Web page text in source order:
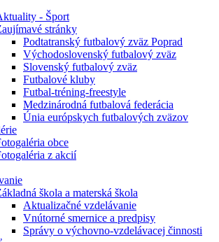
- Šport
stránky
Podtatranský futbalový zväz Poprad
Východoslovenský futbalový zväz
Slovenský futbalový zväz
Futbalové kluby
Futbal-tréning-freestyle
Medzinárodná futbalová federácia
Únia európskych futbalových zväzov
obce
z akcií
škola a materská škola
Aktualizačné vzdelávanie
Vnútorné smernice a predpisy
Správy o výchovno-vzdelávacej činnosti